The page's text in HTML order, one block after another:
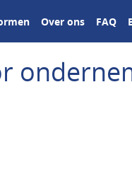
Over ons FAQ